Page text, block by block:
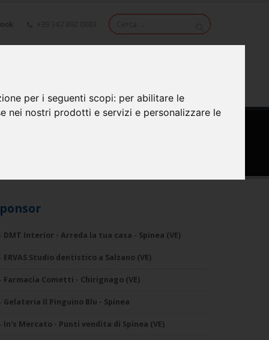
per i seguenti scopi: per abilitare le
nei nostri prodotti e servizi e personalizzare le
DMT Interior - Arreda la tua casa - Spinea (VE)
ERVAS Studio dentistico a Salzano (VE)
Farmacia Cometti - Chirignago (VE)
Gelateria Il Pinguino Blu - Spinea
In's Mercato - Punti vendita di Spinea (VE)